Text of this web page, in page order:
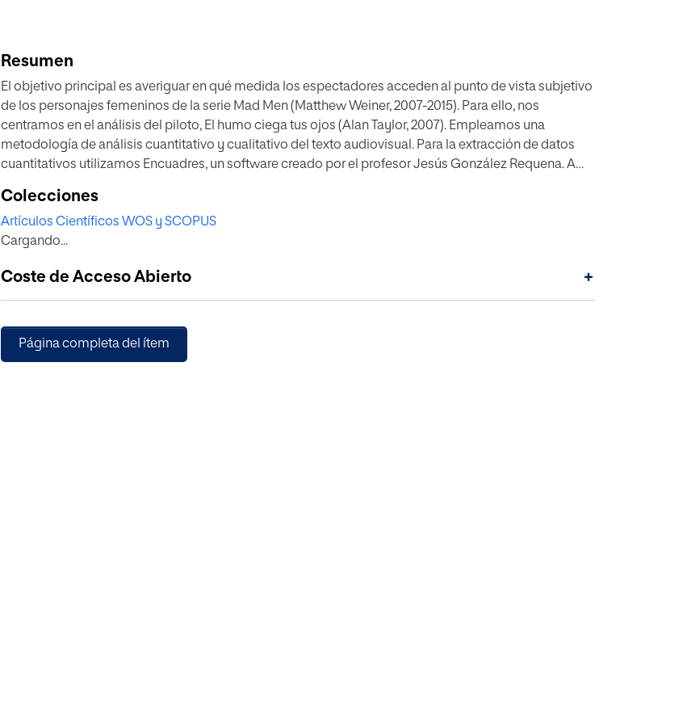
Resumen
El objetivo principal es averiguar en qué medida los espectadores acceden al punto de vista subjetivo
de los personajes femeninos de la serie Mad Men (Matthew Weiner, 2007-2015). Para ello, nos
centramos en el análisis del piloto, El humo ciega tus ojos (Alan Taylor, 2007). Empleamos una
metodología de análisis cuantitativo y cualitativo del texto audiovisual. Para la extracción de datos
cuantitativos utilizamos Encuadres, un software creado por el profesor Jesús González Requena. A
vista subjetivo de los personajes femeninos de la serie.
Colecciones
Artículos Científicos WOS y SCOPUS
Cargando...
Coste de Acceso Abierto +
Página completa del ítem